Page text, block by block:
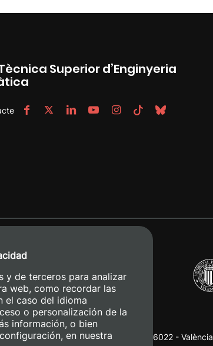
Superior d’Enginyeria
Camino de Vera, s/n. 46022 - València
y de terceros para analizar
web, como recordar las
el caso del idioma
o personalización de la
información, o bien
en nuestra